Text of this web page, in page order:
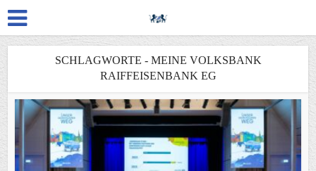
SCHLAGWORTE - MEINE VOLKSBANK
RAIFFEISENBANK EG